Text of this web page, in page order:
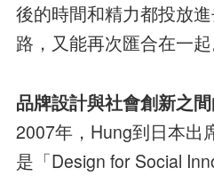
後的時間和精力都投放
路，又能再次匯合在一起
品牌設計與社會創新之
2007年，Hung到日本出
是「Design for Social